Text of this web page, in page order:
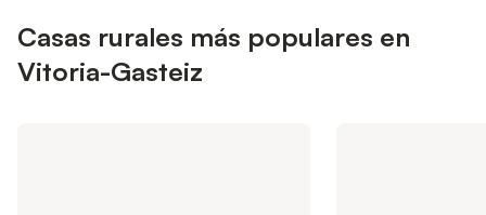
Casas rurales más populares en
Vitoria-Gasteiz